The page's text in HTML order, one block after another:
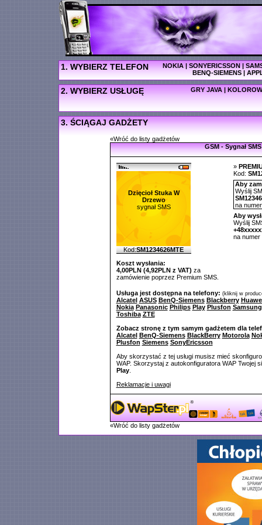
1. WYBIERZ TELEFON NOKIA|SONYERICSSON|
BENQ-SIEMENS|
2. WYBIERZ USŁUGĘ GRY JAVA |
3. ŚCIĄGAJ GADŻETY
«Wróć do listy gadżetów
GSM - Sygnał SMS
Dzięcioł Stuka W
Drzewo
sygnał SMS
Kod:SM1234626MTE
Koszt wysłania:
4,00PLN (4,92PLN z VAT) za
zamówienie poprzez Premium SMS.
»
Kod:
Aby
Wyślij
na
Aby
Wyślij
na numer
Usługa jest dostępna na telefony: (kliknij w
Alcatel ASUS BenQ-Siemens Blackberry
Nokia Panasonic Philips Play Plusfon Samsung
Toshiba ZTE
Zobacz stronę z tym samym gadżetem dla
Alcatel BenQ-Siemens BlackBerry Motorola
Plusfon Siemens SonyEricsson
Aby skorzystać z tej usługi musisz mieć
WAP. Skorzystaj z autokonfiguratora WAP Twojej
Play.
Reklamacje i uwagi
«Wróć do listy gadżetów